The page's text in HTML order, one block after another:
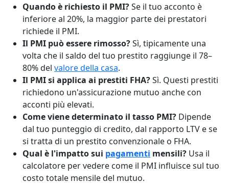
Quando è richiesto il PMI?Se il tuo acconto è
inferiore al 20%, la maggior parte dei prestatori
richiede il PMI.
Il PMI può essere rimosso?Sì, tipicamente una
volta che il saldo del tuo prestito raggiunge il 78–
80% del valore della casa.
Il PMI si applica ai prestiti FHA?Sì. Questi prestiti
richiedono un'assicurazione mutuo anche con
acconti più elevati.
Come viene determinato il tasso PMI? Dipende
dal tuo punteggio di credito, dal rapporto LTV e se
si tratta di un prestito convenzionale o FHA.
Qual è l'impatto sui pagamenti mensili? Usa il
calcolatore per vedere come il PMI influisce sul tuo
costo totale mensile del mutuo.